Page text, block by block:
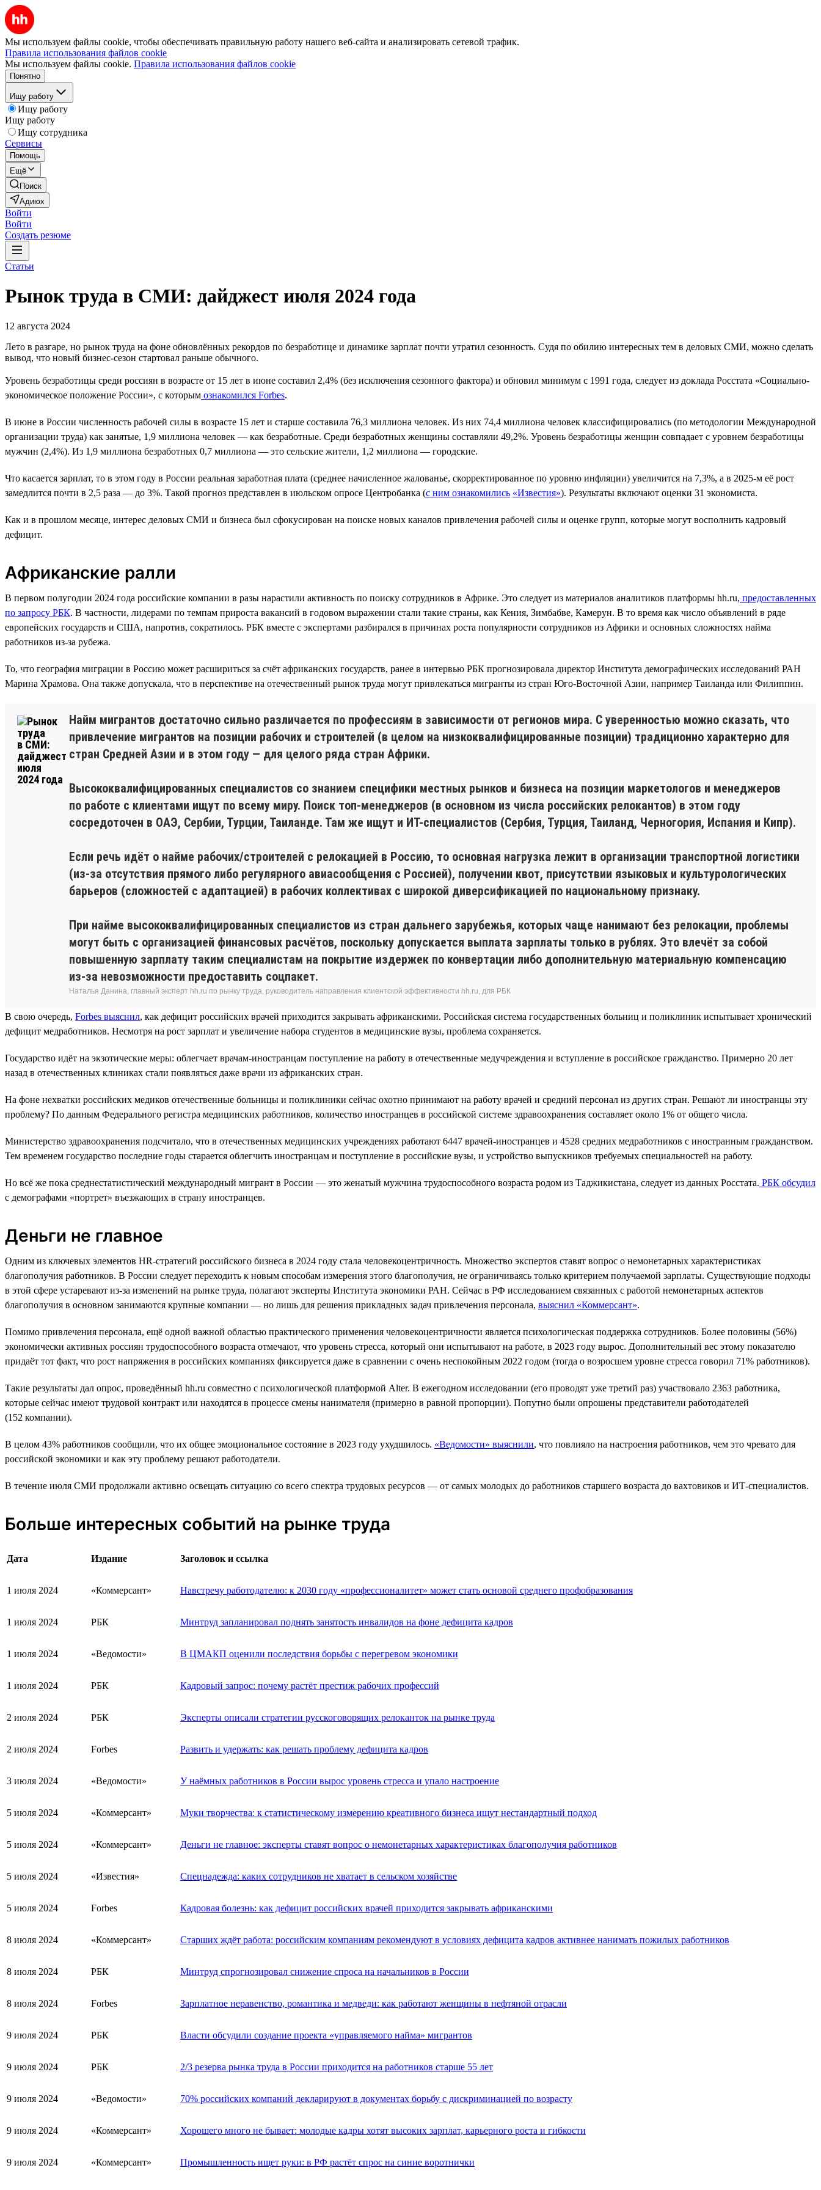
Мы используем файлы cookie, чтобы обеспечивать правильную работу нашего веб-сайта и анализировать сетевой трафик.
Правила использования файлов cookie
Мы используем файлы cookie. Правила использования файлов cookie
Понятно
Ищу работу
Ищу работу
Ищу работу
Ищу сотрудника
Сервисы
Помощь
Ещё
Поиск
Адиюх
Войти
Войти
Создать резюме
Статьи
Рынок труда в СМИ: дайджест июля 2024 года
12 августа 2024
Лето в разгаре, но рынок труда на фоне обновлённых рекордов по безработице и динамике зарплат почти утратил сезонность. Судя по обилию интересных тем в деловых СМИ, можно сделать
вывод, что новый бизнес-сезон стартовал раньше обычного.
Уровень безработицы среди россиян в возрасте от 15 лет в июне составил 2,4% (без исключения сезонного фактора) и обновил минимум с 1991 года, следует из доклада Росстата «Социально-
экономическое положение России», с которым ознакомился Forbes.
В июне в России численность рабочей силы в возрасте 15 лет и старше составила 76,3 миллиона человек. Из них 74,4 миллиона человек классифицировались (по методологии Международной
организации труда) как занятые, 1,9 миллиона человек — как безработные. Среди безработных женщины составляли 49,2%. Уровень безработицы женщин совпадает с уровнем безработицы
мужчин (2,4%). Из 1,9 миллиона безработных 0,7 миллиона — это сельские жители, 1,2 миллиона — городские.
Что касается зарплат, то в этом году в России реальная заработная плата (среднее начисленное жалованье, скорректированное по уровню инфляции) увеличится на 7,3%, а в 2025-м её рост
замедлится почти в 2,5 раза — до 3%. Такой прогноз представлен в июльском опросе Центробанка (с ним ознакомились «Известия»). Результаты включают оценки 31 экономиста.
Как и в прошлом месяце, интерес деловых СМИ и бизнеса был сфокусирован на поиске новых каналов привлечения рабочей силы и оценке групп, которые могут восполнить кадровый
дефицит.
Африканские ралли
В первом полугодии 2024 года российские компании в разы нарастили активность по поиску сотрудников в Африке. Это следует из материалов аналитиков платформы hh.ru, предоставленных
по запросу РБК. В частности, лидерами по темпам прироста вакансий в годовом выражении стали такие страны, как Кения, Зимбабве, Камерун. В то время как число объявлений в ряде
европейских государств и США, напротив, сократилось. РБК вместе с экспертами разбирался в причинах роста популярности сотрудников из Африки и основных сложностях найма
работников из-за рубежа.
То, что география миграции в Россию может расшириться за счёт африканских государств, ранее в интервью РБК прогнозировала директор Института демографических исследований РАН
Марина Храмова. Она также допускала, что в перспективе на отечественный рынок труда могут привлекаться мигранты из стран Юго-Восточной Азии, например Таиланда или Филиппин.
Найм мигрантов достаточно сильно различается по профессиям в зависимости от регионов мира. С уверенностью можно сказать, что
привлечение мигрантов на позиции рабочих и строителей (в целом на низкоквалифицированные позиции) традиционно характерно для
стран Средней Азии и в этом году — для целого ряда стран Африки.
Высококвалифицированных специалистов со знанием специфики местных рынков и бизнеса на позиции маркетологов и менеджеров
по работе с клиентами ищут по всему миру. Поиск топ-менеджеров (в основном из числа российских релокантов) в этом году
сосредоточен в ОАЭ, Сербии, Турции, Таиланде. Там же ищут и ИТ-специалистов (Сербия, Турция, Таиланд, Черногория, Испания и Кипр).
Если речь идёт о найме рабочих/строителей с релокацией в Россию, то основная нагрузка лежит в организации транспортной логистики
(из-за отсутствия прямого либо регулярного авиасообщения с Россией), получении квот, присутствии языковых и культурологических
барьеров (сложностей с адаптацией) в рабочих коллективах с широкой диверсификацией по национальному признаку.
При найме высококвалифицированных специалистов из стран дальнего зарубежья, которых чаще нанимают без релокации, проблемы
могут быть с организацией финансовых расчётов, поскольку допускается выплата зарплаты только в рублях. Это влечёт за собой
повышенную зарплату таким специалистам на покрытие издержек по конвертации либо дополнительную материальную компенсацию
из-за невозможности предоставить соцпакет.
Наталья Данина, главный эксперт hh.ru по рынку труда, руководитель направления клиентской эффективности hh.ru, для РБК
В свою очередь, Forbes выяснил, как дефицит российских врачей приходится закрывать африканскими. Российская система государственных больниц и поликлиник испытывает хронический
дефицит медработников. Несмотря на рост зарплат и увеличение набора студентов в медицинские вузы, проблема сохраняется.
Государство идёт на экзотические меры: облегчает врачам-иностранцам поступление на работу в отечественные медучреждения и вступление в российское гражданство. Примерно 20 лет
назад в отечественных клиниках стали появляться даже врачи из африканских стран.
На фоне нехватки российских медиков отечественные больницы и поликлиники сейчас охотно принимают на работу врачей и средний персонал из других стран. Решают ли иностранцы эту
проблему? По данным Федерального регистра медицинских работников, количество иностранцев в российской системе здравоохранения составляет около 1% от общего числа.
Министерство здравоохранения подсчитало, что в отечественных медицинских учреждениях работают 6447 врачей-иностранцев и 4528 средних медработников с иностранным гражданством.
Тем временем государство последние годы старается облегчить иностранцам и поступление в российские вузы, и устройство выпускников требуемых специальностей на работу.
Но всё же пока среднестатистический международный мигрант в России — это женатый мужчина трудоспособного возраста родом из Таджикистана, следует из данных Росстата. РБК обсудил
с демографами «портрет» въезжающих в страну иностранцев.
Деньги не главное
Одним из ключевых элементов HR-стратегий российского бизнеса в 2024 году стала человекоцентричность. Множество экспертов ставят вопрос о немонетарных характеристиках
благополучия работников. В России следует переходить к новым способам измерения этого благополучия, не ограничиваясь только критерием получаемой зарплаты. Существующие подходы
в этой сфере устаревают из-за изменений на рынке труда, полагают эксперты Института экономики РАН. Сейчас в РФ исследованием связанных с работой немонетарных аспектов
благополучия в основном занимаются крупные компании — но лишь для решения прикладных задач привлечения персонала, выяснил «Коммерсант».
Помимо привлечения персонала, ещё одной важной областью практического применения человекоцентричности является психологическая поддержка сотрудников. Более половины (56%)
экономически активных россиян трудоспособного возраста отмечают, что уровень стресса, который они испытывают на работе, в 2023 году вырос. Дополнительный вес этому показателю
придаёт тот факт, что рост напряжения в российских компаниях фиксируется даже в сравнении с очень неспокойным 2022 годом (тогда о возросшем уровне стресса говорил 71% работников).
Такие результаты дал опрос, проведённый hh.ru совместно с психологической платформой Alter. В ежегодном исследовании (его проводят уже третий раз) участвовало 2363 работника,
которые сейчас имеют трудовой контракт или находятся в процессе смены нанимателя (примерно в равной пропорции). Попутно были опрошены представители работодателей
(152 компании).
В целом 43% работников сообщили, что их общее эмоциональное состояние в 2023 году ухудшилось. «Ведомости» выяснили, что повлияло на настроения работников, чем это чревато для
российской экономики и как эту проблему решают работодатели.
В течение июля СМИ продолжали активно освещать ситуацию со всего спектра трудовых ресурсов — от самых молодых до работников старшего возраста до вахтовиков и ИТ-специалистов.
Больше интересных событий на рынке труда
Дата Издание Заголовок и ссылка
1 июля 2024 «Коммерсант» Навстречу работодателю: к 2030 году «профессионалитет» может стать основой среднего профобразования
1 июля 2024 РБК Минтруд запланировал поднять занятость инвалидов на фоне дефицита кадров
1 июля 2024 «Ведомости» В ЦМАКП оценили последствия борьбы с перегревом экономики
1 июля 2024 РБК Кадровый запрос: почему растёт престиж рабочих профессий
2 июля 2024 РБК Эксперты описали стратегии русскоговорящих релоканток на рынке труда
2 июля 2024 Forbes Развить и удержать: как решать проблему дефицита кадров
3 июля 2024 «Ведомости» У наёмных работников в России вырос уровень стресса и упало настроение
5 июля 2024 «Коммерсант» Муки творчества: к статистическому измерению креативного бизнеса ищут нестандартный подход
5 июля 2024 «Коммерсант» Деньги не главное: эксперты ставят вопрос о немонетарных характеристиках благополучия работников
5 июля 2024 «Известия» Спецнадежда: каких сотрудников не хватает в сельском хозяйстве
5 июля 2024 Forbes Кадровая болезнь: как дефицит российских врачей приходится закрывать африканскими
8 июля 2024 «Коммерсант» Старших ждёт работа: российским компаниям рекомендуют в условиях дефицита кадров активнее нанимать пожилых работников
8 июля 2024 РБК Минтруд спрогнозировал снижение спроса на начальников в России
8 июля 2024 Forbes Зарплатное неравенство, романтика и медведи: как работают женщины в нефтяной отрасли
9 июля 2024 РБК Власти обсудили создание проекта «управляемого найма» мигрантов
9 июля 2024 РБК 2/3 резерва рынка труда в России приходится на работников старше 55 лет
9 июля 2024 «Ведомости» 70% российских компаний декларируют в документах борьбу с дискриминацией по возрасту
9 июля 2024 «Коммерсант» Хорошего много не бывает: молодые кадры хотят высоких зарплат, карьерного роста и гибкости
9 июля 2024 «Коммерсант» Промышленность ищет руки: в РФ растёт спрос на синие воротнички